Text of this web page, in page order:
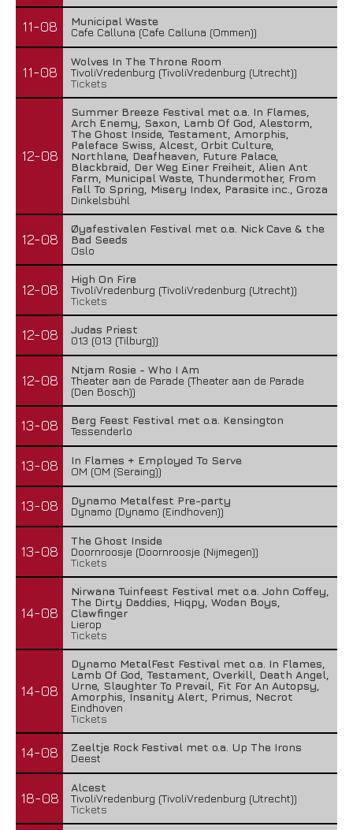
11-08
Municipal Waste
Cafe Calluna (Cafe Calluna (Ommen))
11-08
Wolves In The Throne Room
TivoliVredenburg (TivoliVredenburg (Utrecht))
Tickets
12-08
Summer Breeze Festival met o.a. In Flames,
Arch Enemy, Saxon, Lamb Of God, Alestorm,
The Ghost Inside, Testament, Amorphis,
Paleface Swiss, Alcest, Orbit Culture,
Northlane, Deafheaven, Future Palace,
Blackbraid, Der Weg Einer Freiheit, Alien Ant
Farm, Municipal Waste, Thundermother, From
Fall To Spring, Misery Index, Parasite inc., Groza
Dinkelsbühl
12-08
Øyafestivalen Festival met o.a. Nick Cave & the
Bad Seeds
Oslo
12-08
High On Fire
TivoliVredenburg (TivoliVredenburg (Utrecht))
Tickets
12-08
Judas Priest
013 (013 (Tilburg))
12-08
Ntjam Rosie - Who I Am
Theater aan de Parade (Theater aan de Parade
(Den Bosch))
13-08
Berg Feest Festival met o.a. Kensington
Tessenderlo
13-08
In Flames + Employed To Serve
OM (OM (Seraing))
13-08
Dynamo Metalfest Pre-party
Dynamo (Dynamo (Eindhoven))
13-08
The Ghost Inside
Doornroosje (Doornroosje (Nijmegen))
Tickets
14-08
Nirwana Tuinfeest Festival met o.a. John Coffey,
The Dirty Daddies, Hiqpy, Wodan Boys,
Clawfinger
Lierop
Tickets
14-08
Dynamo MetalFest Festival met o.a. In Flames,
Lamb Of God, Testament, Overkill, Death Angel,
Urne, Slaughter To Prevail, Fit For An Autopsy,
Amorphis, Insanity Alert, Primus, Necrot
Eindhoven
Tickets
14-08
Zeeltje Rock Festival met o.a. Up The Irons
Deest
18-08
Alcest
TivoliVredenburg (TivoliVredenburg (Utrecht))
Tickets